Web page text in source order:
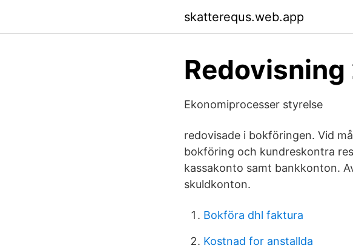
skatterequs.web.app
Redovisning
Ekonomiprocesser styrelse
redovisade i bokföringen. Vid
bokföring och kundreskontra
kassakonto samt bankkonton.
skuldkonton.
Bokföra dhl faktura
Kostnad for anstallda